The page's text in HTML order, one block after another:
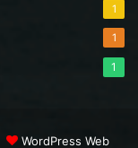
1
1
1
WordPress Web